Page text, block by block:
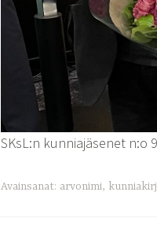
SKsL:n kunniajäsenet n:o
Avainsanat: arvonimi,